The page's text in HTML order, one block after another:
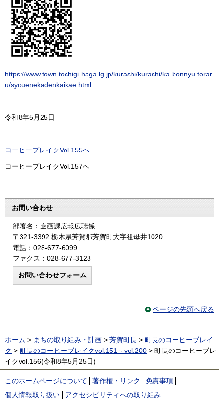
https://www.town.tochigi-haga.lg.jp/kurashi/kurashi/ka-bonnyu-torar
u/syouenekadenkaikae.html
令和8年5月25日
コーヒーブレイクVol.155へ
コーヒーブレイクVol.157へ
お問い合わせ
部署名：企画課広報広聴係
〒321-3392 栃木県芳賀郡芳賀町大字祖母井1020
電話：028-677-6099
ファクス：028-677-3123
ページの先頭へ戻る
ホーム > まちの取り組み・計画 > 芳賀町長 > 町長のコーヒーブレイ
ク > 町長のコーヒーブレイクvol.151～vol.200 > 町長のコーヒーブレ
イクvol.156(令和8年5月25日)
このホームページについて 著作権・リンク
免責事項
個人情報取り扱い
アクセシビリティへの取り組み